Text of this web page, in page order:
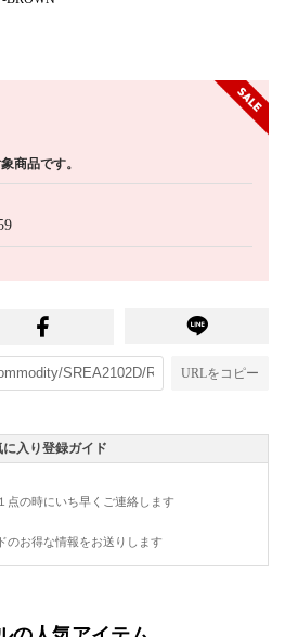
商品です。
URLをコピー
に入り登録ガイド
点の時にいち早くご連絡します
のお得な情報をお送りします